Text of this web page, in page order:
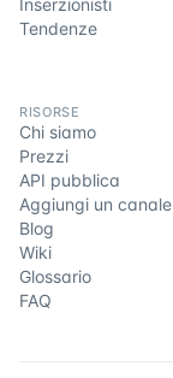
Inserzionisti
Tendenze
RISORSE
Chi siamo
Prezzi
API pubblica
Aggiungi un canale
Blog
Wiki
Glossario
FAQ